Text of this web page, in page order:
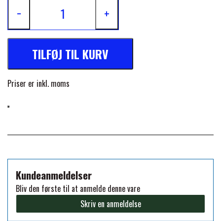
PREMIER EQUINE SADLER
PREMIER EQUINE SADEL TILBEHØR
PREMIER EQUINE SADELUNDERLAG
PREMIER EQUINE BENBESKYTTELSE
PREMIER EQUINE TRANSPORT
BESKYTTELSE
FORAN EQUINE
GP TACK
KÄLLQUIST EQUESTIAN
− +
TILFØJ TIL KURV
Priser er inkl. moms
Kundeanmeldelser
Bliv den første til at anmelde denne vare
Skriv en anmeldelse